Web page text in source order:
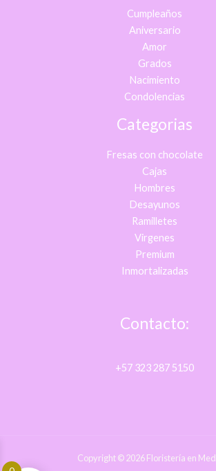
Cumpleaños
Aniversario
Amor
Grados
Nacimiento
Condolencias
Categorias
Fresas con chocolate
Cajas
Hombres
Desayunos
Ramilletes
Virgenes
Premium
Inmortalizadas
Contacto:
+57 323 287 5150
Copyright © 2026 Floristería en